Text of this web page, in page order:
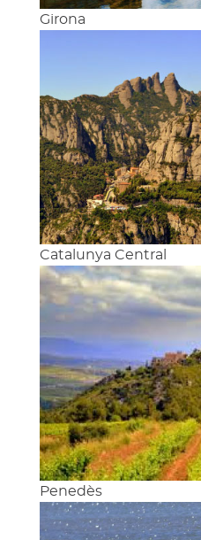
Girona
Catalunya Central
Penedès